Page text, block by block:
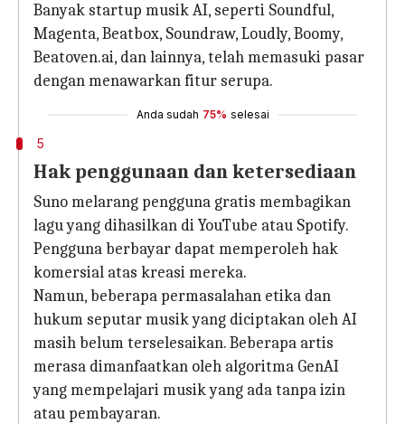
Banyak startup musik AI, seperti Soundful,
Magenta, Beatbox, Soundraw, Loudly, Boomy,
Beatoven.ai, dan lainnya, telah memasuki pasar
dengan menawarkan fitur serupa.
Anda sudah 75% selesai
5
Hak penggunaan dan ketersediaan
Suno melarang pengguna gratis membagikan
lagu yang dihasilkan di YouTube atau Spotify.
Pengguna berbayar dapat memperoleh hak
komersial atas kreasi mereka.
Namun, beberapa permasalahan etika dan
hukum seputar musik yang diciptakan oleh AI
masih belum terselesaikan. Beberapa artis
merasa dimanfaatkan oleh algoritma GenAI
yang mempelajari musik yang ada tanpa izin
atau pembayaran.